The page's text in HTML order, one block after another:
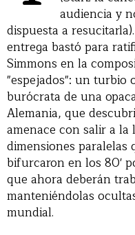
audiencia y
dispuesta a
entrega bastó para
Simmons en la
"espejados": un turbio
burócrata de una
Alemania, que
amenace con salir a la
dimensiones paralelas
bifurcaron en los 80'
que ahora deberán
manteniéndolas
mundial.